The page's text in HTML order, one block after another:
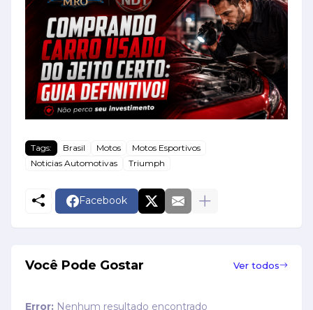
Tags: Brasil Motos
Motos Esportivos
Noticias Automotivas
Triumph
Facebook
Você Pode Gostar Ver todos
Error: Nenhum resultado encontrado